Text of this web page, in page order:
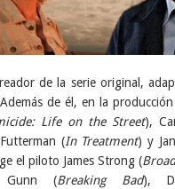
de la serie original,
de él, en la
Life on the Street),
(In Treatment) y
el piloto James Strong (
Gunn (Breaking Bad),